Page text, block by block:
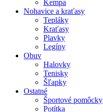
Kempa
Nohavice a kraťasy
Tepláky
Kraťasy
Plavky
Legíny
Obuv
Halovky
Tenisky
Šľapky
Ostatné
Športové pomôcky
Potítka